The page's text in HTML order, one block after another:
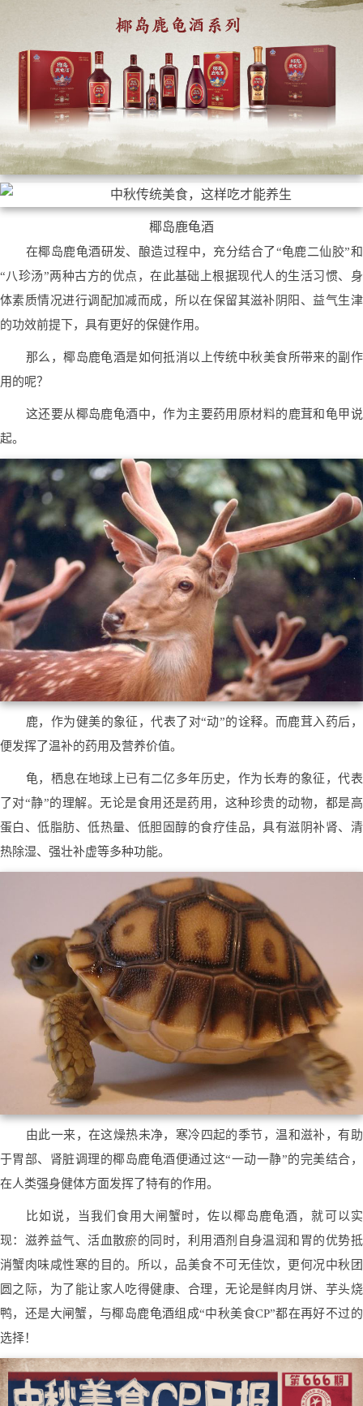
椰岛鹿龟酒
在椰岛鹿龟酒研发、酿造过程中，充分结合了“龟鹿二仙胶”和
“八珍汤”两种古方的优点，在此基础上根据现代人的生活习惯、身
体素质情况进行调配加减而成，所以在保留其滋补阴阳、益气生津
的功效前提下，具有更好的保健作用。
那么，椰岛鹿龟酒是如何抵消以上传统中秋美食所带来的副作
用的呢？
这还要从椰岛鹿龟酒中，作为主要药用原材料的鹿茸和龟甲说
起。
鹿，作为健美的象征，代表了对“动”的诠释。而鹿茸入药后，
便发挥了温补的药用及营养价值。
龟，栖息在地球上已有二亿多年历史，作为长寿的象征，代表
了对“静”的理解。无论是食用还是药用，这种珍贵的动物，都是高
蛋白、低脂肪、低热量、低胆固醇的食疗佳品，具有滋阴补肾、清
热除湿、强壮补虚等多种功能。
由此一来，在这燥热未净，寒冷四起的季节，温和滋补，有助
于胃部、肾脏调理的椰岛鹿龟酒便通过这“一动一静”的完美结合，
在人类强身健体方面发挥了特有的作用。
比如说，当我们食用大闸蟹时，佐以椰岛鹿龟酒，就可以实
现：滋养益气、活血散瘀的同时，利用酒剂自身温润和胃的优势抵
消蟹肉味咸性寒的目的。所以，品美食不可无佳饮，更何况中秋团
圆之际，为了能让家人吃得健康、合理，无论是鲜肉月饼、芋头烧
鸭，还是大闸蟹，与椰岛鹿龟酒组成“中秋美食CP”都在再好不过的
选择！